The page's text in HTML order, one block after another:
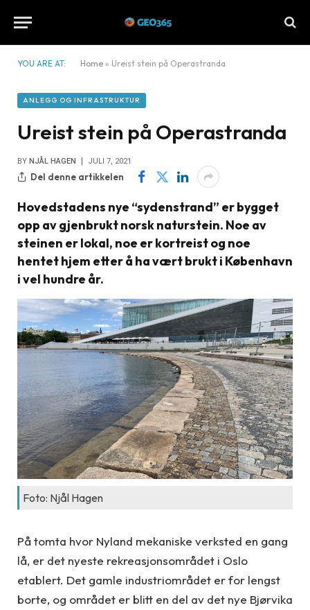
YOU ARE AT: Home » Ureist stein på Operastranda
ANLEGG OG INFRASTRUKTUR
Ureist stein på Operastranda
BY NJÅL HAGEN JULI 7, 2021
Del denne artikkelen
Hovedstadens nye “sydenstrand” er bygget
opp av gjenbrukt norsk naturstein. Noe av
steinen er lokal, noe er kortreist og noe
hentet hjem etter å ha vært brukt i København
i vel hundre år.
Foto: Njål Hagen
På tomta hvor Nyland mekaniske verksted en gang
lå, er det nyeste rekreasjonsområdet i Oslo
etablert. Det gamle industriområdet er for lengst
borte, og området er blitt en del av det nye Bjørvika